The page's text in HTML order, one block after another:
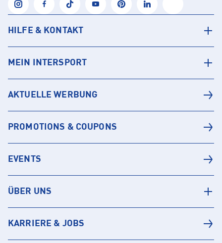
HILFE & KONTAKT
MEIN INTERSPORT
AKTUELLE WERBUNG
PROMOTIONS & COUPONS
EVENTS
ÜBER UNS
KARRIERE & JOBS